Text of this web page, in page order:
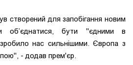
створений для запобігання новим
об’єднатися, бути "єдними в
зробило нас сильнішими. Європа з
- додав прем'єр.